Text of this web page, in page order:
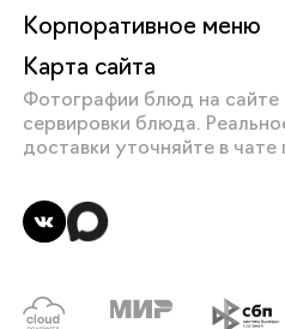
Корпоративное меню
Карта сайта
Фотографии блюд на сайте
сервировки блюда.
доставки уточняйте в